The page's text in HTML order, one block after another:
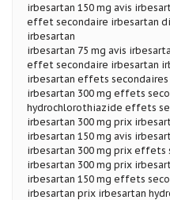
irbesartan 150 mg avis
effet secondaire irbesartan
irbesartan
irbesartan 75 mg avis
effet secondaire irbesartan
irbesartan effets
irbesartan 300 mg effets
hydrochlorothiazide effets
irbesartan 300 mg prix
irbesartan 150 mg avis
irbesartan 300 mg prix effets
irbesartan 300 mg prix
irbesartan 150 mg effets
irbesartan prix irbesartan